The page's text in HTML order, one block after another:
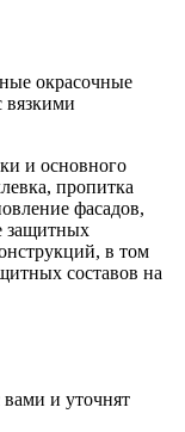
окрасочные
вязкими
и основного
пропитка
фасадов,
защитных
в том
составов на
и уточнят